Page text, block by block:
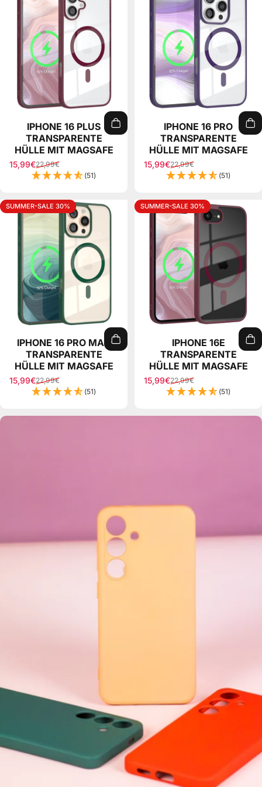
IPHONE 16 PLUS
TRANSPARENTE
HÜLLE MIT MAGSAFE
Sale price
15,99€
Regular price
22,99€
IPHONE 16 PRO
TRANSPARENTE
HÜLLE MIT MAGSAFE
Sale price
15,99€
Regular price
22,99€
IPHONE 16 PRO MAX
HÜLLE MIT MAGSAFE
Sale price
15,99€
Regular price
22,99€
(51)
IPHONE 16E
HÜLLE MIT MAGSAFE
Sale price
15,99€
Regular price
22,99€
(51)